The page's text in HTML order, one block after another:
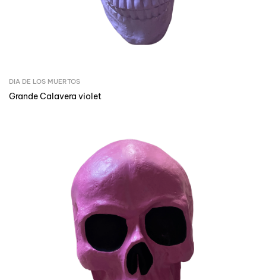
DIA DE LOS MUERTOS
Grande Calavera violet